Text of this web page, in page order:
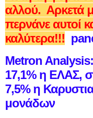
αλλού. Αρκετά
περνάνε αυτοί
καλύτερα!!!
Metron
17,1% η ΕΛΑΣ,
7,5% η
μονάδων